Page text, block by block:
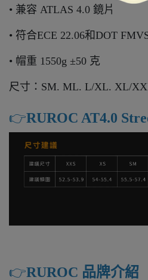
• 兼容 ATLAS 4.0 鏡片
• 符合ECE 22.06和DOT
• 帽重 1550g ±50 克
尺寸：SM. ML. L/XL. XL/
👉️RUROC AT4.0
👉️RUROC 品牌介紹